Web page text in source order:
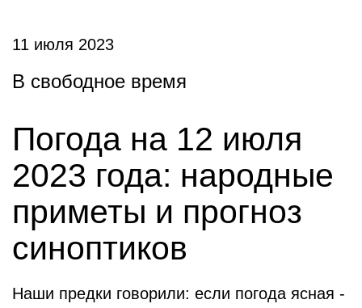
11 июля 2023
В свободное время
Погода на 12 июля
2023 года: народные
приметы и прогноз
синоптиков
Наши предки говорили: если погода ясная -